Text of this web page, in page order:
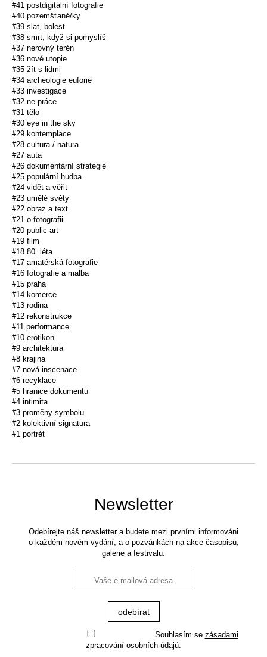
#41 postdigitální fotografie
#40 pozemšťané/ky
#39 slat, bolest
#38 smrt, když si pomyslíš
#37 nerovný terén
#36 nové utopie
#35 žít s lidmi
#34 archeologie euforie
#33 investigace
#32 ne-práce
#31 tělo
#30 eye in the sky
#29 kontemplace
#28 cultura / natura
#27 auta
#26 dokumentární strategie
#25 populární hudba
#24 vidět a věřit
#23 umělé světy
#22 obraz a text
#21 o fotografii
#20 public art
#19 film
#18 80. léta
#17 amatérská fotografie
#16 fotografie a malba
#15 praha
#14 komerce
#13 rodina
#12 rekonstrukce
#11 performance
#10 erotikon
#9 architektura
#8 krajina
#7 nová inscenace
#6 recyklace
#5 hranice dokumentu
#4 intimita
#3 proměny symbolu
#2 kolektivní signatura
#1 portrét
Newsletter
Odebírejte náš newsletter a budete mezi prvními informováni
o každém novém vydání, a o pozvánkách na akce časopisu,
galerie a festivalu.
Souhlasím se zásadami
zpracování osobních údajů.